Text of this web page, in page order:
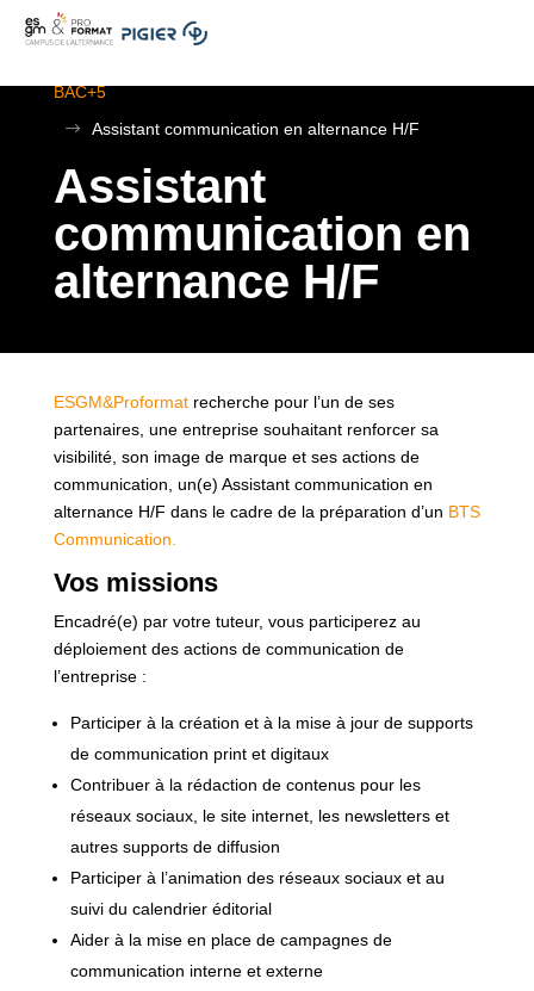
BAC+5
$
Assistant communication en alternance H/F
Assistant
communication en
alternance H/F
ESGM&Proformatrecherche pour l’un de ses
partenaires, une entreprise souhaitant renforcer sa
visibilité, son image de marque et ses actions de
communication, un(e) Assistant communication en
alternance H/F dans le cadre de la préparation d’un BTS
Communication.
Vos missions
Encadré(e) par votre tuteur, vous participerez au
déploiement des actions de communication de
l’entreprise :
Participer à la création et à la mise à jour de supports
de communication print et digitaux
Contribuer à la rédaction de contenus pour les
réseaux sociaux, le site internet, les newsletters et
autres supports de diffusion
Participer à l’animation des réseaux sociaux et au
suivi du calendrier éditorial
Aider à la mise en place de campagnes de
communication interne et externe